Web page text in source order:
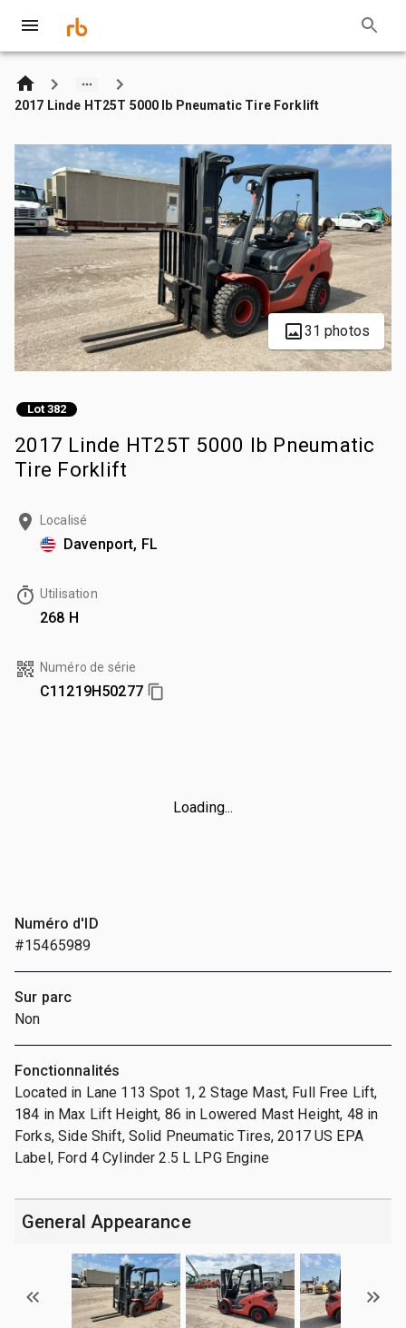
2017 Linde HT25T 5000 lb Pneumatic Tire Forklift
31 photos
Lot 382
2017 Linde HT25T 5000 lb Pneumatic
Tire Forklift
Localisé
Davenport, FL
Utilisation
268 H
Numéro de série
C11219H50277
Loading...
Numéro d'ID
#15465989
Sur parc
Non
Fonctionnalités
Located in Lane 113 Spot 1, 2 Stage Mast, Full Free Lift,
184 in Max Lift Height, 86 in Lowered Mast Height, 48 in
Forks, Side Shift, Solid Pneumatic Tires, 2017 US EPA
Label, Ford 4 Cylinder 2.5 L LPG Engine
General Appearance